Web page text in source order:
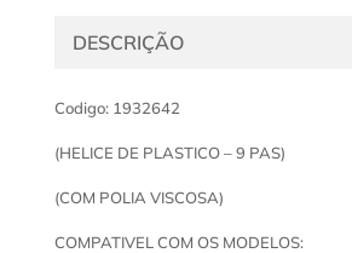
DESCRIÇÃO
Codigo: 1932642
(HELICE DE PLASTICO – 9 PAS)
(COM POLIA VISCOSA)
COMPATIVEL COM OS MODELOS: